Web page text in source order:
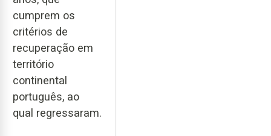
cumprem os
critérios de
recuperação em
território
continental
português, ao
qual regressaram.